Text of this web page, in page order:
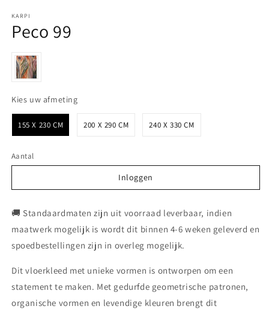
KARPI
Peco 99
Kies uw afmetingKies uw afmeting
155 X 230 CM 200 X 290 CM 240 X 330 CM
Aantal
Inloggen
Inloggen
🚚 Standaardmaten zijn uit voorraad leverbaar, indien
maatwerk mogelijk is wordt dit binnen 4-6 weken geleverd en
spoedbestellingen zijn in overleg mogelijk.
Ditvloerkleed met unieke vormen is ontworpen om een
statement te maken. Met gedurfde geometrische patronen,
organische vormen en levendige kleuren brengt dit